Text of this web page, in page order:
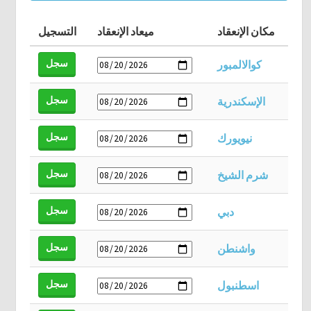
مكان الإنعقاد ميعاد الإنعقاد التسجيل
كوالالمبور سجل
الإسكندرية سجل
نيويورك سجل
شرم الشيخ سجل
دبي سجل
واشنطن سجل
اسطنبول سجل